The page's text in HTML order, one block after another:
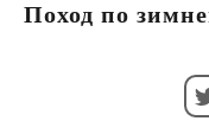
Поход по